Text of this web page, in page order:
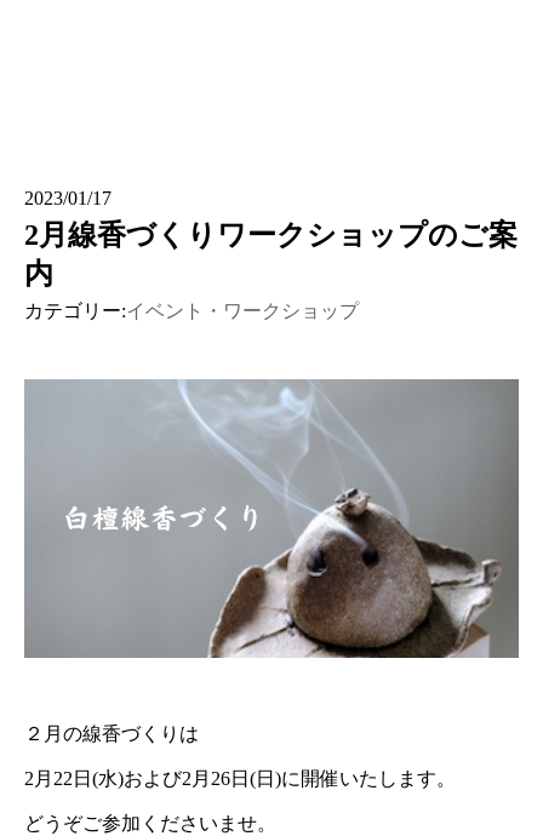
2023/01/17
2月線香づくりワークショップのご案
内
カテゴリー:イベント・ワークショップ
２月の線香づくりは
2月22日(水)および2月26日(日)に開催いたします。
どうぞご参加くださいませ。